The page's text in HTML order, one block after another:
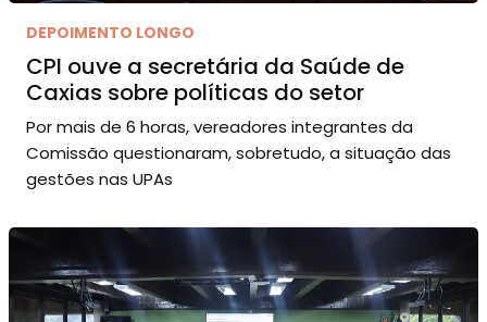
DEPOIMENTO LONGO
CPI ouve a secretária da Saúde de
Caxias sobre políticas do setor
Por mais de 6 horas, vereadores integrantes da
Comissão questionaram, sobretudo, a situação das
gestões nas UPAs